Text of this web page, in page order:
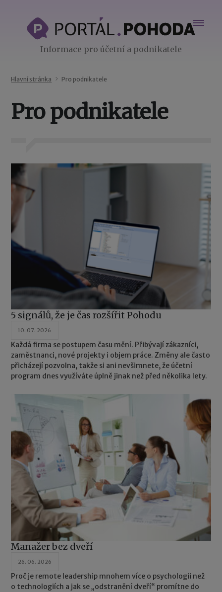
Informace pro účetní a podnikatele
Hlavní stránka Pro podnikatele
Pro podnikatele
5 signálů, že je čas rozšířit Pohodu
10. 07. 2026
Každá firma se postupem času mění. Přibývají zákazníci,
zaměstnanci, nové projekty i objem práce. Změny ale často
přicházejí pozvolna, takže si ani nevšimnete, že účetní
program dnes využíváte úplně jinak než před několika lety.
Manažer bez dveří
26. 06. 2026
Proč je remote leadership mnohem více o psychologii než
o technologiích a jak se „odstranění dveří“ promítne do